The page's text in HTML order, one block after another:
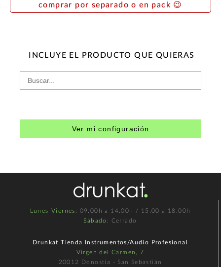
comprar por separado o en pack 😉
INCLUYE EL PRODUCTO QUE QUIERAS
Ver mi configuración
Lunes-Viernes : 09.00h a 14.00h / 15.00 a 18.00h
Sábado : Cerrado
Drunkat Tienda Instrumentos/Audio Profesional
Virgen del Carmen, 7
20012 Donostia - San Sebastián